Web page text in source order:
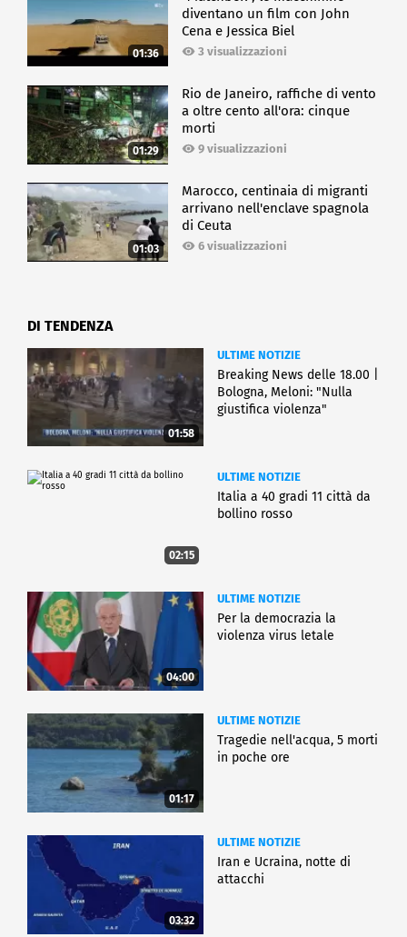
01:36
diventano un film con John
Cena e Jessica Biel
3 visualizzazioni
01:29
Rio de Janeiro, raffiche di vento
a oltre cento all'ora: cinque
morti
9 visualizzazioni
01:03
Marocco, centinaia di migranti
arrivano nell'enclave spagnola
di Ceuta
6 visualizzazioni
DI TENDENZA
01:58
ULTIME NOTIZIE
Breaking News delle 18.00 |
Bologna, Meloni: "Nulla
giustifica violenza"
02:15
ULTIME NOTIZIE
Italia a 40 gradi 11 città da
bollino rosso
04:00
ULTIME NOTIZIE
Per la democrazia la
violenza virus letale
01:17
ULTIME NOTIZIE
Tragedie nell'acqua, 5 morti
in poche ore
03:32
ULTIME NOTIZIE
Iran e Ucraina, notte di
attacchi